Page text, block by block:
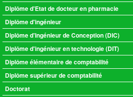
Diplôme d'Etat de docteur en pharmacie
Diplôme d'ingénieur
Diplôme d'Ingénieur de Conception (DIC)
Diplôme d'ingénieur en technologie (DIT)
Diplôme élémentaire de comptabilité
Diplôme supérieur de comptabilité
Doctorat